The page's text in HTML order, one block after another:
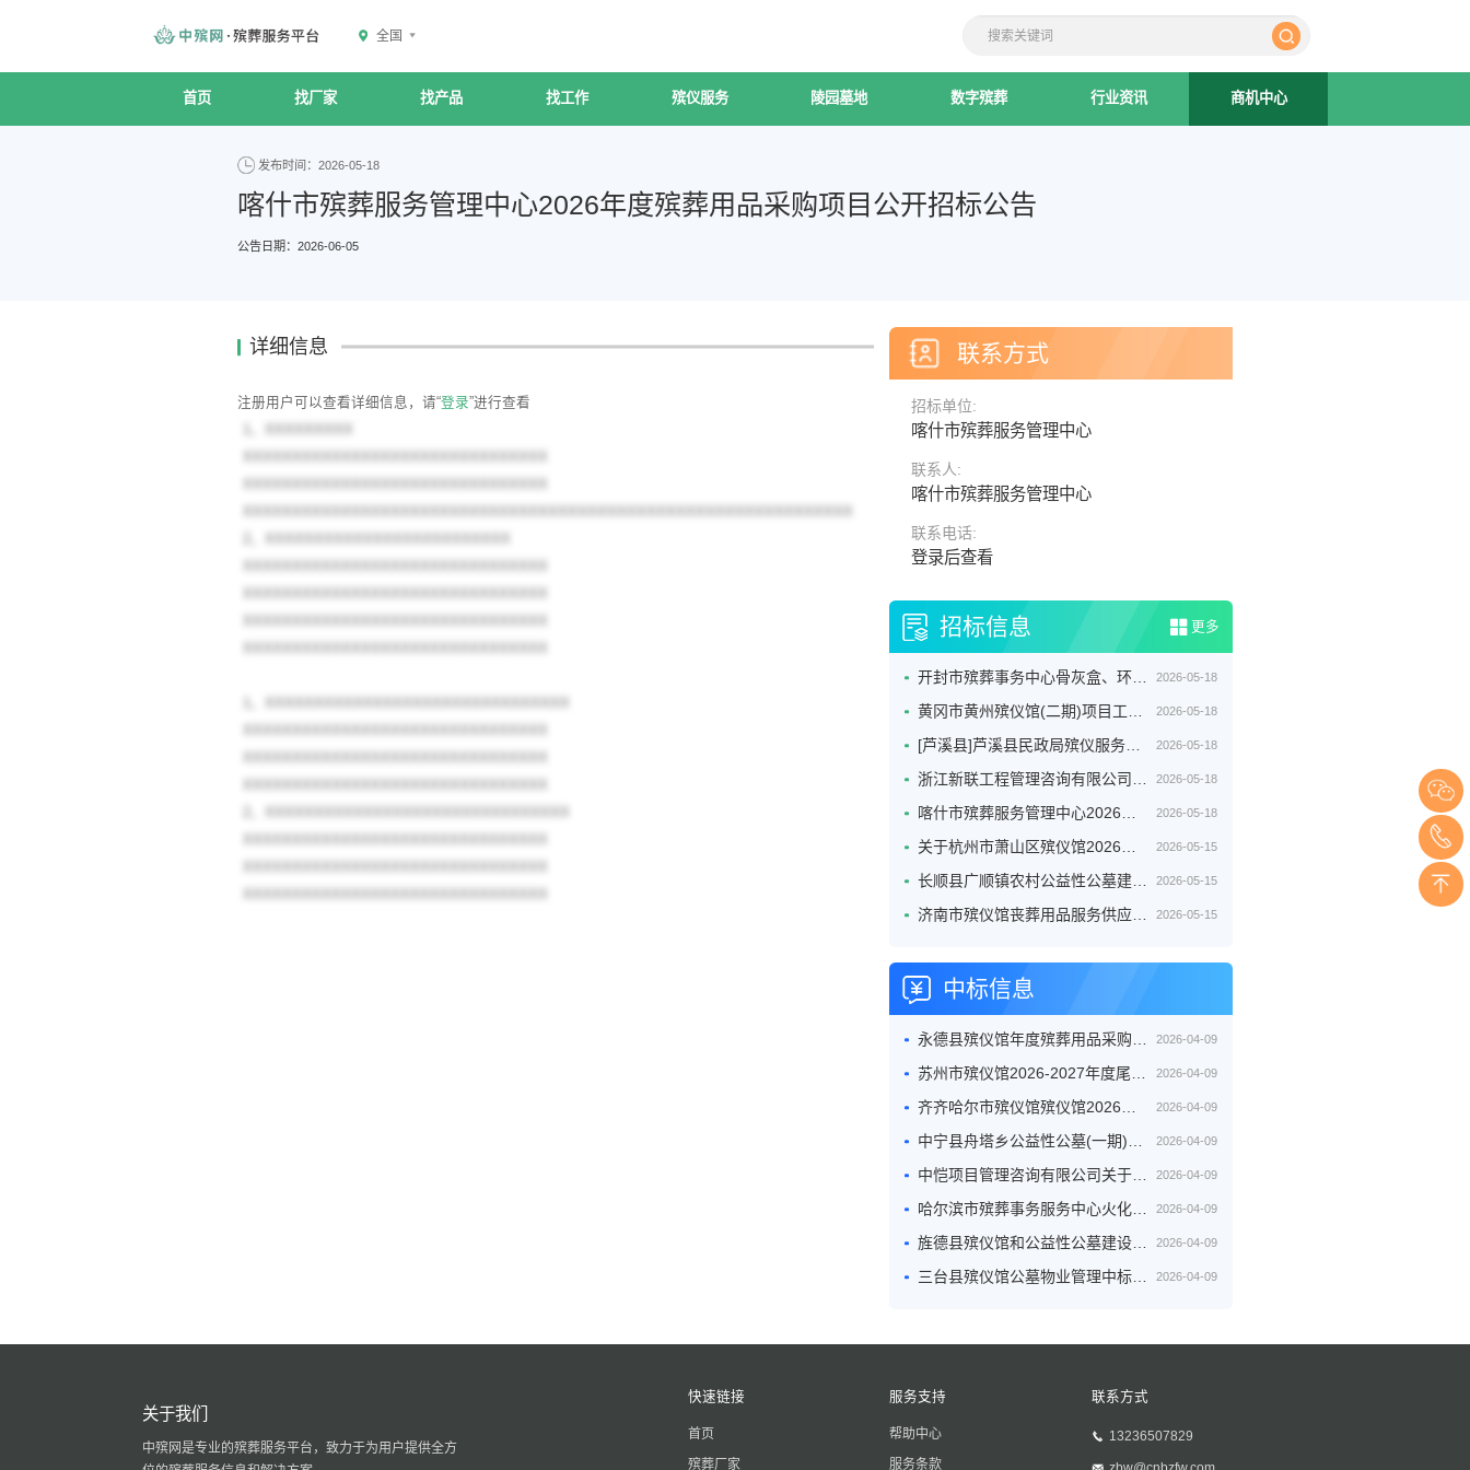
全国
首页 找厂家 找产品 找工作 殡仪服务 陵园墓地 数字殡葬 行业资讯 商机中心
发布时间：2026-05-18
喀什市殡葬服务管理中心2026年度殡葬用品采购项目公开招标公告
公告日期：2026-06-05
详细信息
注册用户可以查看详细信息，请“登录”进行查看
联系方式
招标单位:
喀什市殡葬服务管理中心
联系人:
喀什市殡葬服务管理中心
联系电话:
登录后查看
招标信息 更多
开封市殡葬事务中心骨灰盒、环保棺等丧葬用品供应商采购项目三标段招标公告 2026-05-18
黄冈市黄州殡仪馆(二期)项目工程设计服务竞争性磋商征求意见公告 2026-05-18
[芦溪县]芦溪县民政局殡仪服务劳务外包项目 2026-05-18
浙江新联工程管理咨询有限公司关于嘉兴市公墓2026年度铜质逝者铭牌制作服务项目的竞争性磋商公告 2026-05-18
喀什市殡葬服务管理中心2026年度殡葬用品采购项目公开招标公告 2026-05-18
关于杭州市萧山区殡仪馆2026年至2029年物业管理服务政府采购项目的公开招标公告 2026-05-15
长顺县广顺镇农村公益性公墓建设项目 2026-05-15
济南市殡仪馆丧葬用品服务供应商采购项目公开招标招标公告 2026-05-15
中标信息
永德县殡仪馆年度殡葬用品采购项目中标结果公示 2026-04-09
苏州市殡仪馆2026-2027年度尾气后处理设备及火化机维保服务成交公告采购包1 2026-04-09
齐齐哈尔市殡仪馆殡仪馆2026年殡品采购项目中标（成交）结果公告 2026-04-09
中宁县舟塔乡公益性公墓(一期)建设项目中标公示 2026-04-09
中恺项目管理咨询有限公司关于辽源市殡葬物资采购项目(二次）中标(成交)结果公告 2026-04-09
哈尔滨市殡葬事务服务中心火化设备采购中标（成交）结果公告 2026-04-09
旌德县殡仪馆和公益性公墓建设项目 (二期)中标结果公示 2026-04-09
三台县殡仪馆公墓物业管理中标（成交）结果公告 2026-04-09
关于我们
中殡网是专业的殡葬服务平台，致力于为用户提供全方
快速链接
首页
殡葬厂家
服务支持
帮助中心
服务条款
联系方式
13236507829